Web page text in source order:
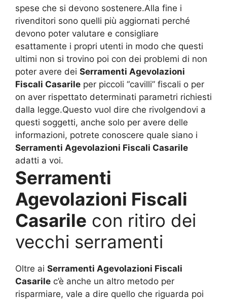
spese che si devono sostenere.Alla fine i
rivenditori sono quelli più aggiornati perché
devono poter valutare e consigliare
esattamente i propri utenti in modo che questi
ultimi non si trovino poi con dei problemi di non
poter avere dei Serramenti Agevolazioni
Fiscali Casarile per piccoli “cavilli” fiscali o per
on aver rispettato determinati parametri richiesti
dalla legge.Questo vuol dire che rivolgendovi a
questi soggetti, anche solo per avere delle
informazioni, potrete conoscere quale siano i
Serramenti Agevolazioni Fiscali Casarile
adatti a voi.
Serramenti
Agevolazioni Fiscali
Casarile con ritiro dei
vecchi serramenti
Oltre ai Serramenti Agevolazioni Fiscali
Casarile c’è anche un altro metodo per
risparmiare, vale a dire quello che riguarda poi